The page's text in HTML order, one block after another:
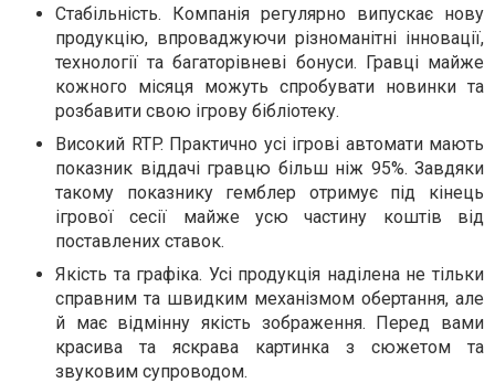
Стабільність. Компанія регулярно випускає нову
продукцію, впроваджуючи різноманітні інновації,
технології та багаторівневі бонуси. Гравці майже
кожного місяця можуть спробувати новинки та
розбавити свою ігрову бібліотеку.
Високий RTP. Практично усі ігрові автомати мають
показник віддачі гравцю більш ніж 95%. Завдяки
такому показнику гемблер отримує під кінець
ігрової сесії майже усю частину коштів від
поставлених ставок.
Якість та графіка. Усі продукція наділена не тільки
справним та швидким механізмом обертання, але
й має відмінну якість зображення. Перед вами
красива та яскрава картинка з сюжетом та
звуковим супроводом.